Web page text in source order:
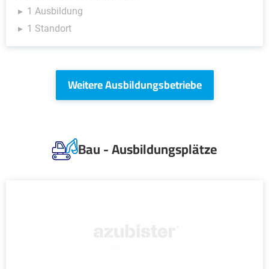
1 Ausbildung
1 Standort
Weitere Ausbildungsbetriebe
Bau - Ausbildungsplätze